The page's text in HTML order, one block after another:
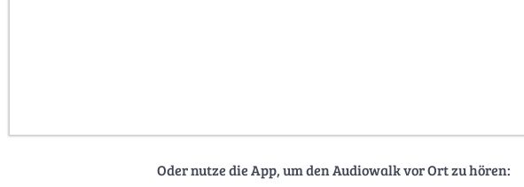
Oder nutze die App, um den Audiowalk vor Ort zu hören: